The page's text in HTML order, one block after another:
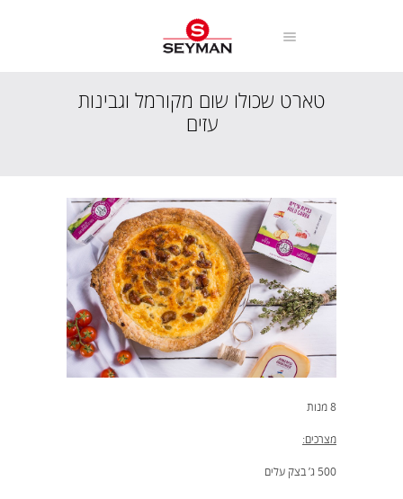
טארט שכולו שום מקורמל וגבינות
עזים
טארט שכולו שום מקורמל וגבינות עזים
8 מנות
מצרכים:
500 ג’ בצק עלים